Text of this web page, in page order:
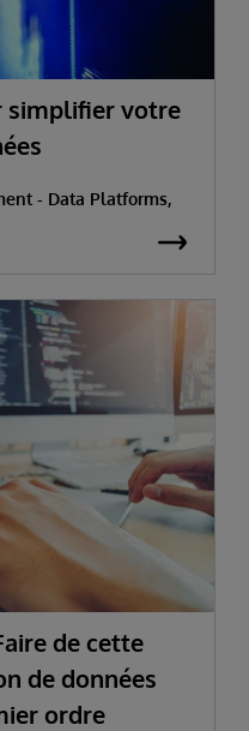
simplifier votre
- Data Platforms,
de cette
de données
ordre